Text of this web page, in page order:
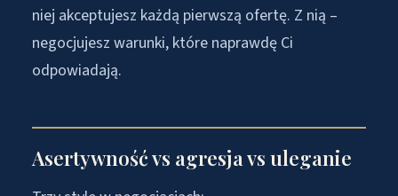
niej akceptujesz każdą pierwszą ofertę. Z nią –
negocjujesz warunki, które naprawdę Ci
odpowiadają.
Asertywność vs agresja vs uleganie